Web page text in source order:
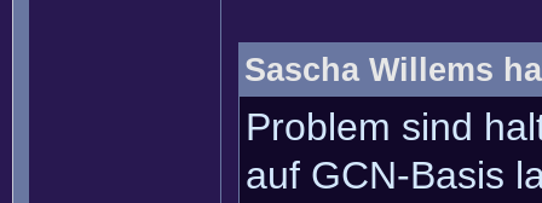
Sascha Willems
Problem sind
auf GCN-Basis